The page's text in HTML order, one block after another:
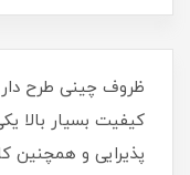
ظروف چینی طرح
کیفیت بسیار بالا
پذیرایی و همچنین